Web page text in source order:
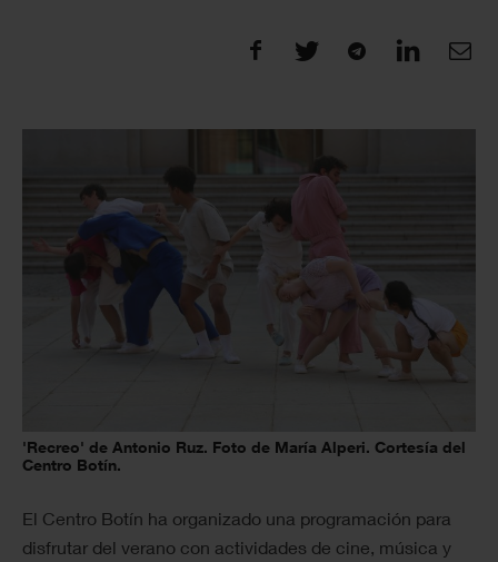
'Recreo' de Antonio Ruz. Foto de María Alperi. Cortesía del
Centro Botín.
El Centro Botín ha organizado una programación para
disfrutar del verano con actividades de cine, música y